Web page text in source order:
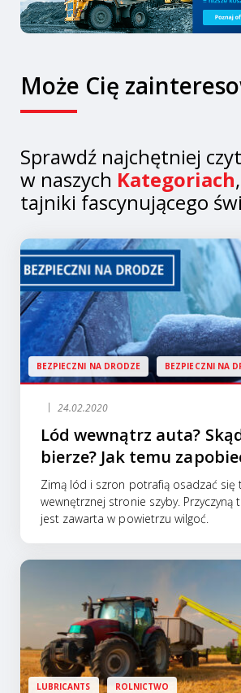
Może Cię
Sprawdź najchętniej
w naszych Kategoriach
tajniki fascynującego
BEZPIECZNI NA DRODZE BEZPIECZNI NA
24.02.2020
Lód wewnątrz auta?
bierze? Jak temu
Zimą lód i szron potrafią osadzać się
wewnętrznej stronie szyby. Przyczyną
jest zawarta w powietrzu wilgoć.
LUBRICANTS ROLNICTWO